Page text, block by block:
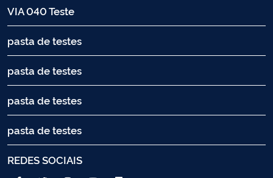
VIA 040 Teste
pasta de testes
pasta de testes
pasta de testes
pasta de testes
REDES SOCIAIS